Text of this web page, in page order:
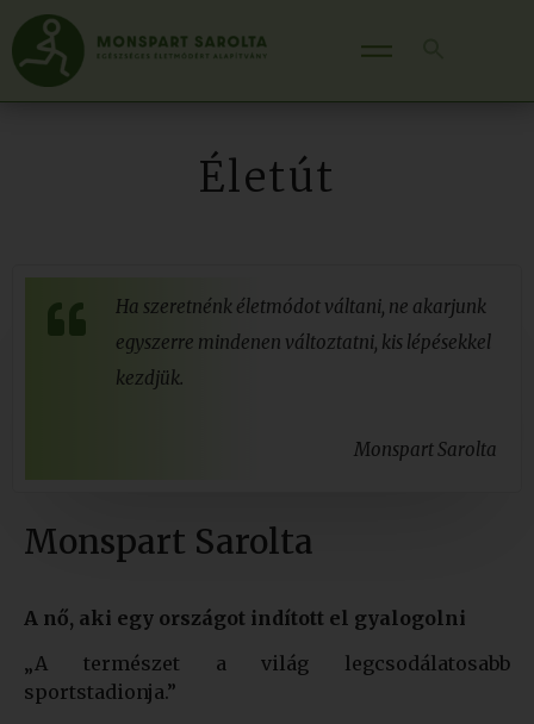
Életút
Ha szeretnénk életmódot váltani, ne akarjunk
egyszerre mindenen változtatni, kis lépésekkel
kezdjük.
Monspart Sarolta
Monspart Sarolta
A nő, aki egy országot indított el gyalogolni
„A természet a világ legcsodálatosabb
sportstadionja.”